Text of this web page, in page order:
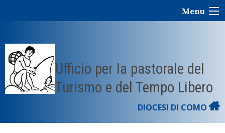
Menu
Ufficio per la pastorale del
Turismo e del Tempo Libero
DIOCESI DI COMO